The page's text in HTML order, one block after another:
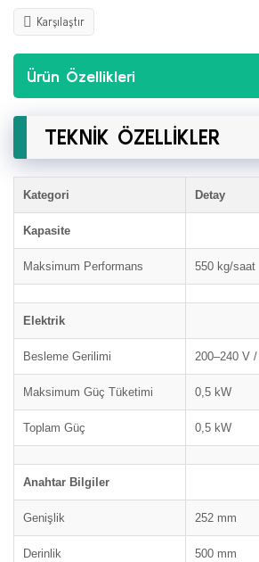
Karşılaştır
Ürün Özellikleri
TEKNİK ÖZELLİKLER
Kategori Detay
Kapasite
Maksimum Performans 550 kg/saat
Elektrik
Besleme Gerilimi 200–240 V
Maksimum Güç Tüketimi 0,5 kW
Toplam Güç 0,5 kW
Anahtar Bilgiler
Genişlik 252 mm
Derinlik 500 mm